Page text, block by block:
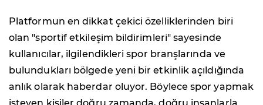
Platformun en dikkat çekici özelliklerinden biri
olan "sportif etkileşim bildirimleri" sayesinde
kullanıcılar, ilgilendikleri spor branşlarında ve
bulundukları bölgede yeni bir etkinlik açıldığında
anlık olarak haberdar oluyor. Böylece spor yapmak